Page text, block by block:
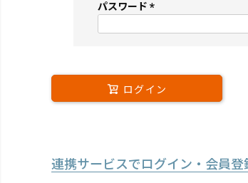
パスワード
須)
ログイン
連携サービスでログイン・会員登